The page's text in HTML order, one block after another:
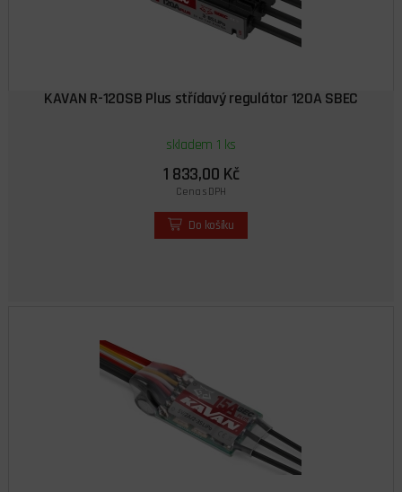
KAVAN R-120SB Plus střídavý regulátor 120A SBEC
skladem 1 ks
1 833,00 Kč
Cena s DPH
Do košíku